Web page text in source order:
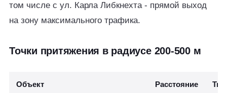
том числе с ул. Карла Либкнехта - прямой выход
на зону максимального трафика.
Точки притяжения в радиусе 200-500 м
Объект Расстояние